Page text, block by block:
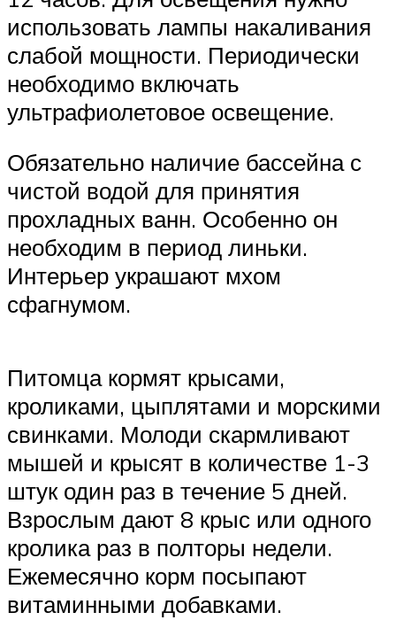
использовать лампы накаливания
слабой мощности. Периодически
необходимо включать
ультрафиолетовое освещение.
Обязательно наличие бассейна с
чистой водой для принятия
прохладных ванн. Особенно он
необходим в период линьки.
Интерьер украшают мхом
сфагнумом.
Питомца кормят крысами,
кроликами, цыплятами и морскими
свинками. Молоди скармливают
мышей и крысят в количестве 1-3
штук один раз в течение 5 дней.
Взрослым дают 8 крыс или одного
кролика раз в полторы недели.
Ежемесячно корм посыпают
витаминными добавками.